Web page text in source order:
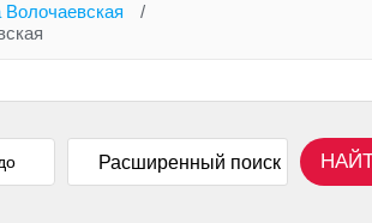
/
Расширенный поиск